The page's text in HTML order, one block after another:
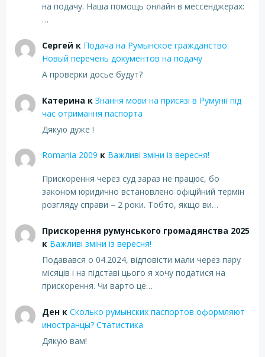
на подачу. Наша помощь онлайн в мессенджерах:
…
Сергей к Подача на Румынское гражданство:
Новый перечень документов на подачу
А проверки досье будут?
Катерина к Знання мови на присязі в Румунії під
час отримання паспорта
Дякую дуже !
Romania 2009 к Важливі зміни із вересня!
Прискорення через суд зараз не працює, бо
законом юридично встановлено офіційний термін
розгляду справи – 2 роки. Тобто, якщо ви…
Прискорення румунського громадянства 2025
к Важливі зміни із вересня!
Подавався о 04.2024, відповісти мали через пару
місяців і на підставі цього я хочу податися на
прискорення. Чи варто це…
Денк Сколько румынских паспортов оформляют
иностранцы? Статистика
Дякую вам!